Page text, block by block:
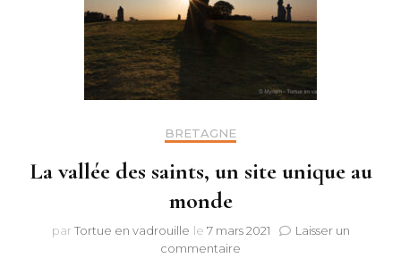
BRETAGNE
La vallée des saints, un site unique au
monde
par Tortue en vadrouille le 7 mars 2021
Laisser un
commentaire